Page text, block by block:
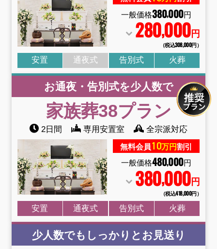
一般価格380,000円
280,000円
（税込308,000円）
安置 通夜式 告別式 火葬
お通夜・告別式を少人数で
家族葬38プラン
2日間 専用安置室 全宗派対応
無料会員10万円割引
一般価格480,000円
380,000円
（税込418,000円）
安置 通夜式 告別式 火葬
少人数でもしっかりとお見送り